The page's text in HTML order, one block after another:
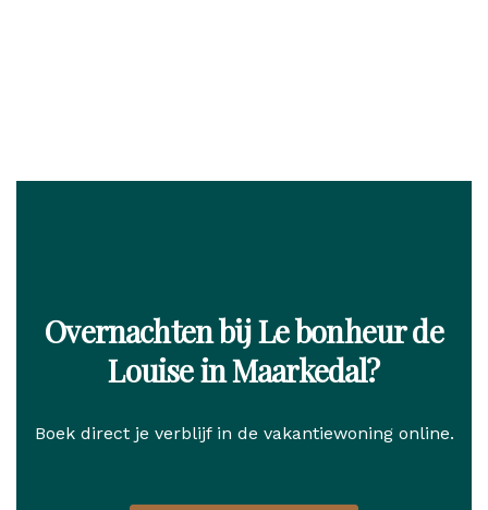
Overnachten bij Le bonheur de
Louise in Maarkedal?
Boek direct je verblijf in de vakantiewoning online.